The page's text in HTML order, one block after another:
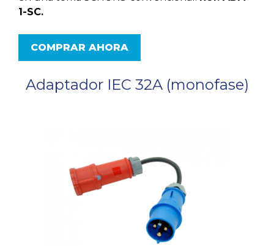
1-SC.
COMPRAR AHORA
Adaptador IEC 32A (monofase)